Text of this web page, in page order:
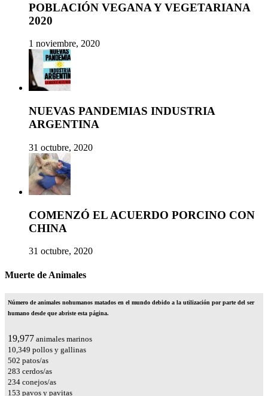
POBLACIÓN VEGANA Y VEGETARIANA
2020
1 noviembre, 2020
NUEVAS PANDEMIAS INDUSTRIA
ARGENTINA
31 octubre, 2020
COMENZÓ EL ACUERDO PORCINO CON
CHINA
31 octubre, 2020
Muerte de Animales
Número de animales nohumanos matados en el mundo debido a la utilización por parte del ser
humano desde que abriste esta página.
23,545 animales marinos
12,197 pollos y gallinas
592 patos/as
334 cerdos/as
275 conejos/as
181 pavos y pavitas